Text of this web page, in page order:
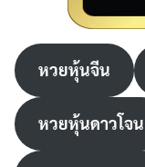
หวยหุ้นจีน
หวยหุ้นดาวโจน